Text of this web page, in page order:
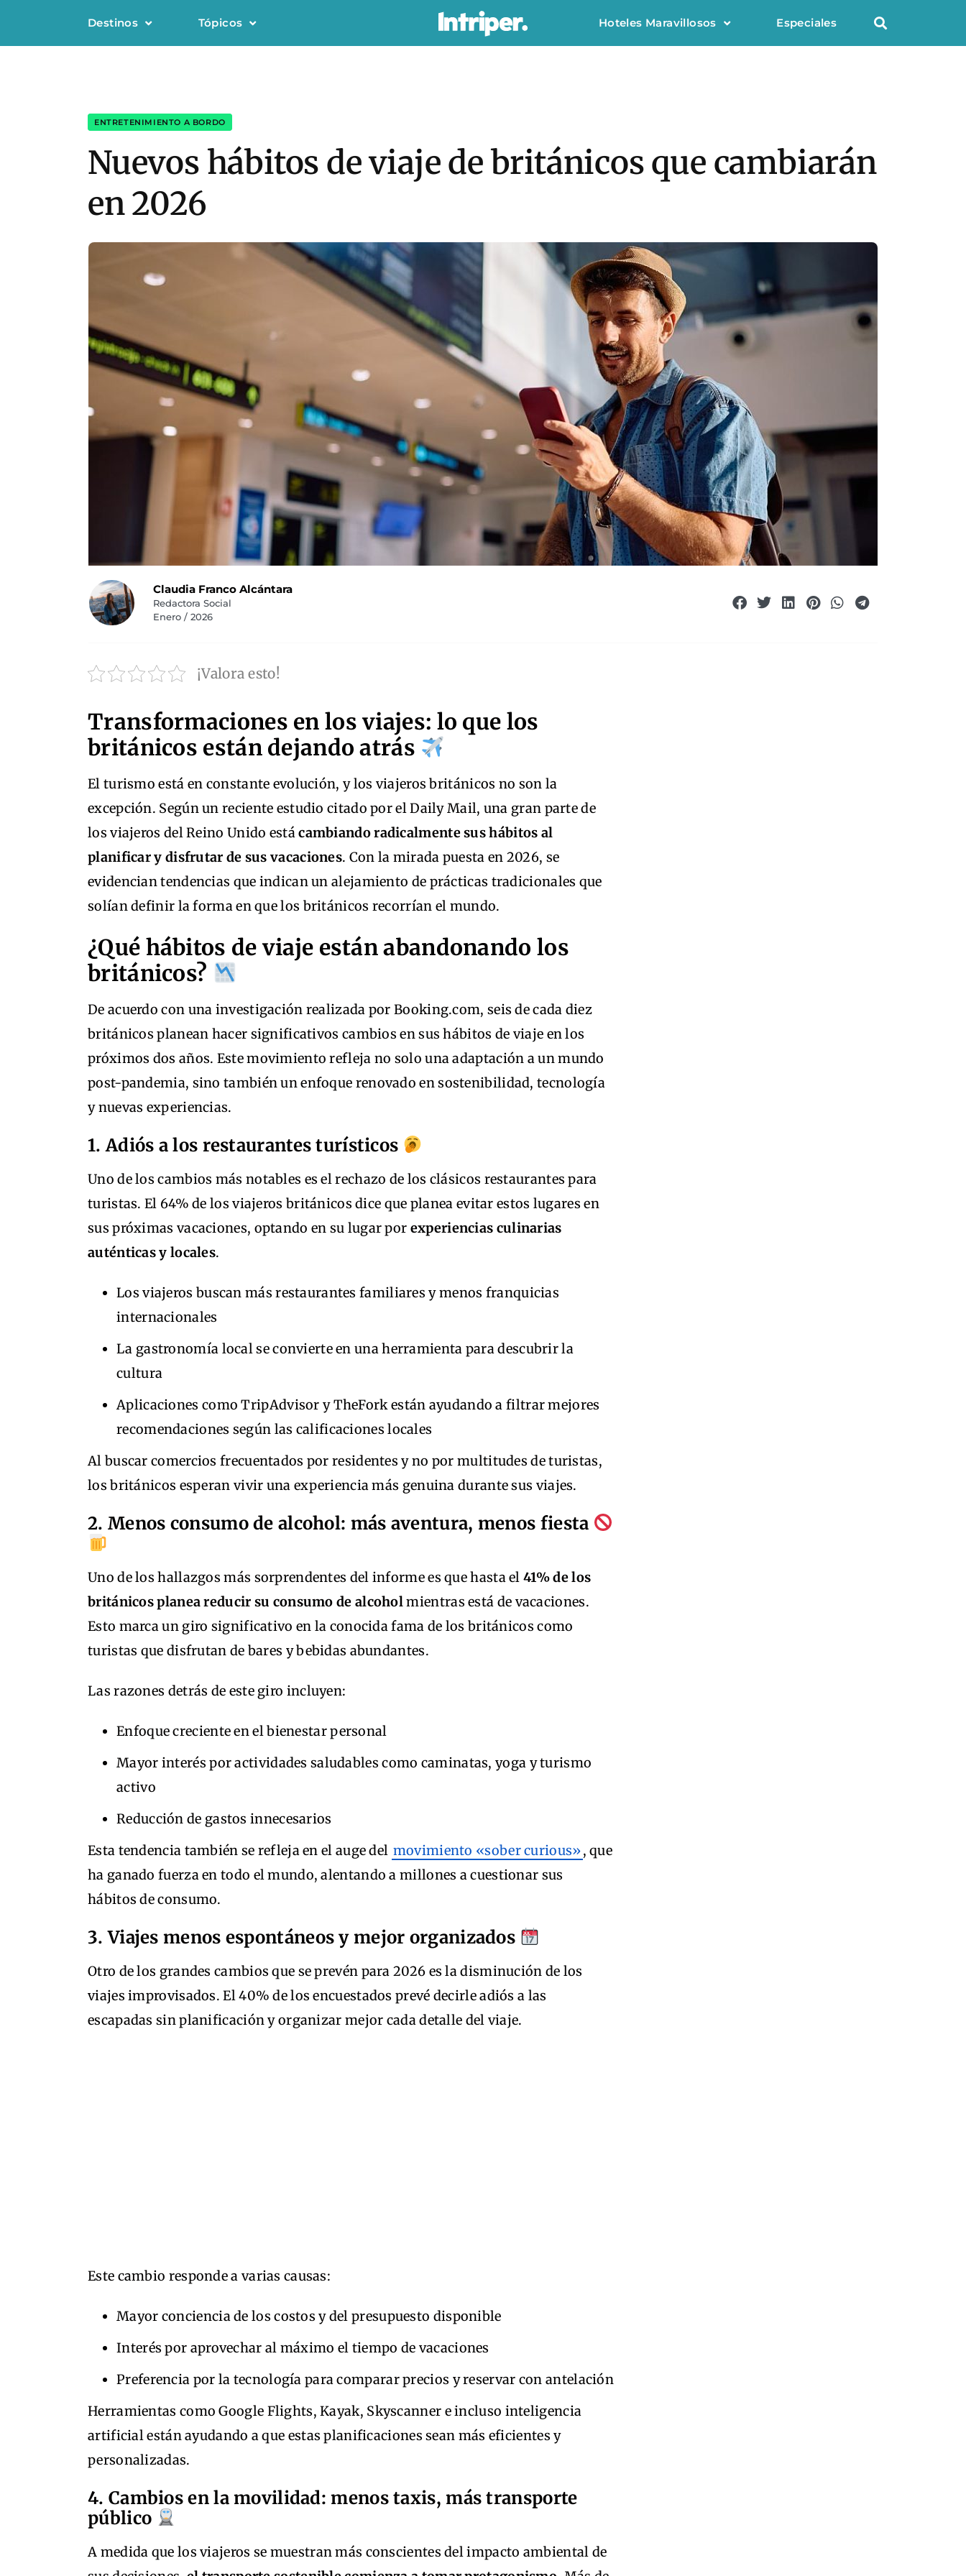
Destinos Tópicos Hoteles Maravillosos Especiales
ENTRETENIMIENTO A BORDO
Nuevos hábitos de viaje de británicos que cambiarán
en 2026
Claudia Franco Alcántara
Redactora Social
Enero / 2026
¡Valora esto!
Transformaciones en los viajes: lo que los
británicos están dejando atrás
El turismo está en constante evolución, y los viajeros británicos no son la
excepción. Según un reciente estudio citado por el Daily Mail, una gran parte de
los viajeros del Reino Unido estácambiando radicalmente sus hábitos al
planificar y disfrutar de sus vacaciones. Con la mirada puesta en 2026, se
evidencian tendencias que indican un alejamiento de prácticas tradicionales que
solían definir la forma en que los británicos recorrían el mundo.
¿Qué hábitos de viaje están abandonando los
británicos?
De acuerdo con una investigación realizada por Booking.com, seis de cada diez
británicos planean hacer significativos cambios en sus hábitos de viaje en los
próximos dos años. Este movimiento refleja no solo una adaptación a un mundo
post-pandemia, sino también un enfoque renovado en sostenibilidad, tecnología
y nuevas experiencias.
1. Adiós a los restaurantes turísticos
Uno de los cambios más notables es el rechazo de los clásicos restaurantes para
turistas. El 64% de los viajeros británicos dice que planea evitar estos lugares en
sus próximas vacaciones, optando en su lugar por experiencias culinarias
auténticas y locales.
Los viajeros buscan más restaurantes familiares y menos franquicias
internacionales
La gastronomía local se convierte en una herramienta para descubrir la
cultura
Aplicaciones como TripAdvisor y TheFork están ayudando a filtrar mejores
recomendaciones según las calificaciones locales
Al buscar comercios frecuentados por residentes y no por multitudes de turistas,
los británicos esperan vivir una experiencia más genuina durante sus viajes.
2. Menos consumo de alcohol: más aventura, menos fiesta
Uno de los hallazgos más sorprendentes del informe es que hasta el41% de los
británicos planea reducir su consumo de alcoholmientras está de vacaciones.
Esto marca un giro significativo en la conocida fama de los británicos como
turistas que disfrutan de bares y bebidas abundantes.
Las razones detrás de este giro incluyen:
Enfoque creciente en el bienestar personal
Mayor interés por actividades saludables como caminatas, yoga y turismo
activo
Reducción de gastos innecesarios
Esta tendencia también se refleja en el auge del movimiento «sober curious», que
ha ganado fuerza en todo el mundo, alentando a millones a cuestionar sus
hábitos de consumo.
3. Viajes menos espontáneos y mejor organizados
Otro de los grandes cambios que se prevén para 2026 es la disminución de los
viajes improvisados. El 40% de los encuestados prevé decirle adiós a las
escapadas sin planificación y organizar mejor cada detalle del viaje.
Este cambio responde a varias causas:
Mayor conciencia de los costos y del presupuesto disponible
Interés por aprovechar al máximo el tiempo de vacaciones
Preferencia por la tecnología para comparar precios y reservar con antelación
Herramientas como Google Flights, Kayak, Skyscanner e incluso inteligencia
artificial están ayudando a que estas planificaciones sean más eficientes y
personalizadas.
4. Cambios en la movilidad: menos taxis, más transporte
público
A medida que los viajeros se muestran más conscientes del impacto ambiental de